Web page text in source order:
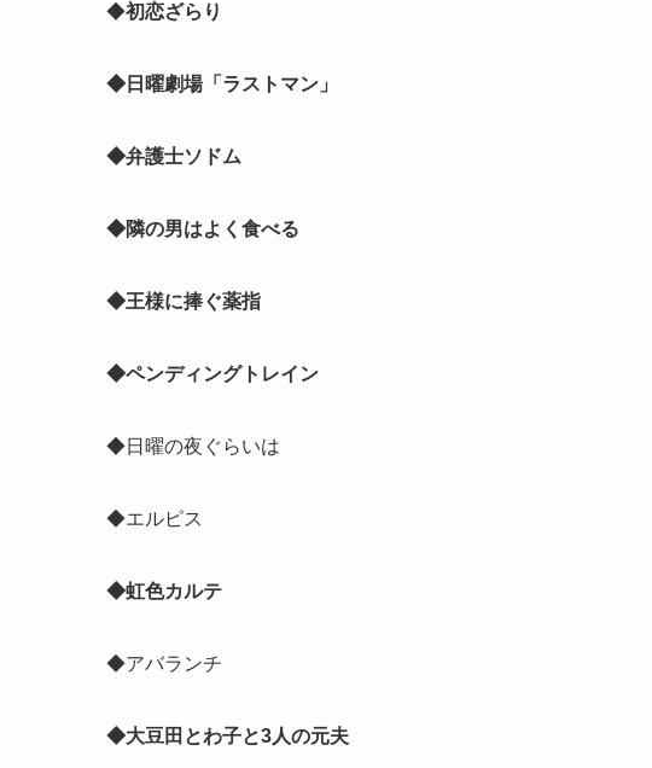
◆初恋ざらり
◆日曜劇場「ラストマン」
◆弁護士ソドム
◆隣の男はよく食べる
◆王様に捧ぐ薬指
◆ペンディングトレイン
◆日曜の夜ぐらいは
◆エルピス
◆虹色カルテ
◆アバランチ
◆大豆田とわ子と3人の元夫